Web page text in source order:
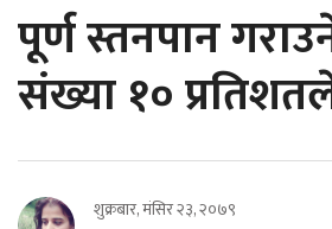
पूर्ण स्तनपान
संख्या १०
शुक्रबार, मंसिर २३, २०७९